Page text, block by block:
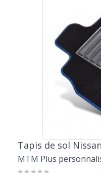
Tapis de sol
MTM Plus